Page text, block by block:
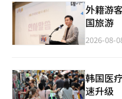
外籍游
国旅游
2026-08-
韩国医
速升级